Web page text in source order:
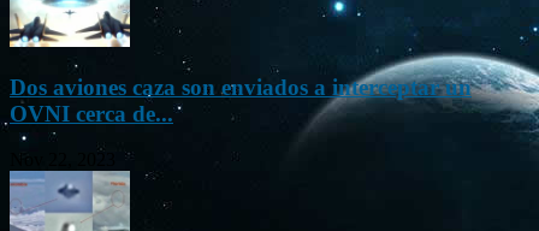
Dos aviones caza son enviados a interceptar un
OVNI cerca de...
Nov 22, 2023